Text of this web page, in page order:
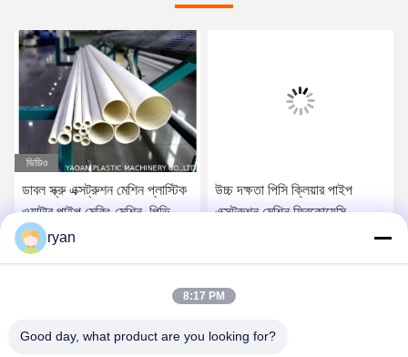
ভিডিও
ডাবল স্ক্রু এক্সট্রুশন মেশিন প্লাস্টিক
ওয়াটার পাইপ মেকিং মেশিন, পিভিসি
পাইপ এক্সট্রুশন লাইন
উচ্চ দক্ষতা পিসি ক্লিয়ার পাইপ
এক্সট্রুশন মেশিন ফ্রিকোয়েন্সি
ryan
8:17 PM
Good day, what product are you looking for?